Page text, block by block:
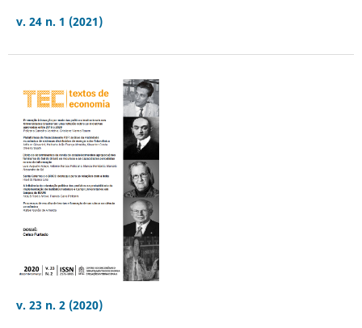
v. 24 n. 1 (2021)
v. 23 n. 2 (2020)